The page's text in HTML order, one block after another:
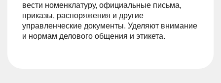
вести номенклатуру, официальные письма,
приказы, распоряжения и другие
управленческие документы. Уделяют внимание
и нормам делового общения и этикета.